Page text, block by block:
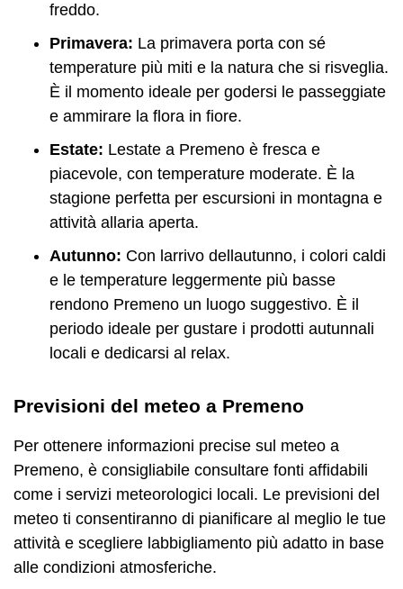
freddo.
Primavera: La primavera porta con sé
temperature più miti e la natura che si risveglia.
È il momento ideale per godersi le passeggiate
e ammirare la flora in fiore.
Estate: Lestate a Premeno è fresca e
piacevole, con temperature moderate. È la
stagione perfetta per escursioni in montagna e
attività allaria aperta.
Autunno: Con larrivo dellautunno, i colori caldi
e le temperature leggermente più basse
rendono Premeno un luogo suggestivo. È il
periodo ideale per gustare i prodotti autunnali
locali e dedicarsi al relax.
Previsioni del meteo a Premeno
Per ottenere informazioni precise sul meteo a
Premeno, è consigliabile consultare fonti affidabili
come i servizi meteorologici locali. Le previsioni del
meteo ti consentiranno di pianificare al meglio le tue
attività e scegliere labbigliamento più adatto in base
alle condizioni atmosferiche.